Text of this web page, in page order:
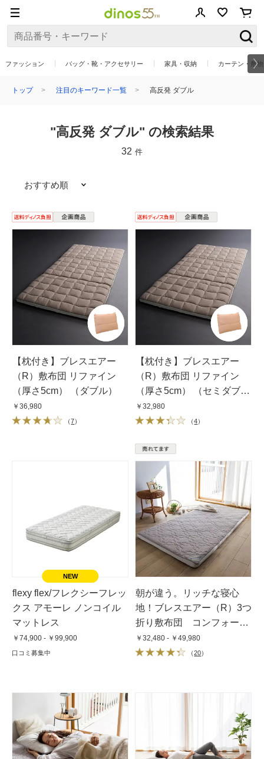
ファッション バッグ・靴・アクセサリー 家具・収納 カーテン・敷
トップ 注目のキーワード一覧 高反発 ダブル
"高反発 ダブル" の検索結果
32 件
おすすめ順
【枕付き】ブレスエアー
（R）敷布団 リファイン
（厚さ5cm） （ダブル）
￥36,980
（7）
【枕付き】ブレスエアー
（R）敷布団 リファイン
（厚さ5cm） （セミダブ
ル）
￥32,980
（4）
flexy flex/フレクシーフレッ
クス アモーレ ノンコイル
マットレス
￥74,900 - ￥99,900
口コミ募集中
朝が違う。リッチな寝心
地！ブレスエアー（R）3つ
折り敷布団 コンフォート
リッチ（厚さ6cm）
￥32,480 - ￥49,980
（20）